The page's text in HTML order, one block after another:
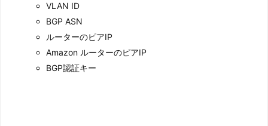
VLAN ID
BGP ASN
ルーターのピアIP
Amazon ルーターのピアIP
BGP認証キー